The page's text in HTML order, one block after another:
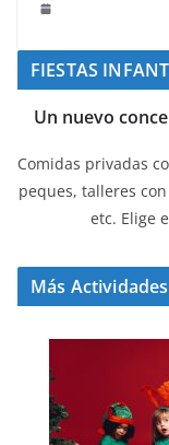
FIESTAS
Un nuevo
Comidas privadas
peques, talleres
etc. Elige
Más